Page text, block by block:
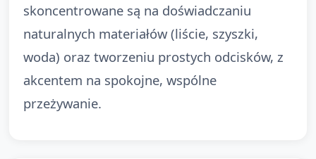
skoncentrowane są na doświadczaniu
naturalnych materiałów (liście, szyszki,
woda) oraz tworzeniu prostych odcisków, z
akcentem na spokojne, wspólne
przeżywanie.